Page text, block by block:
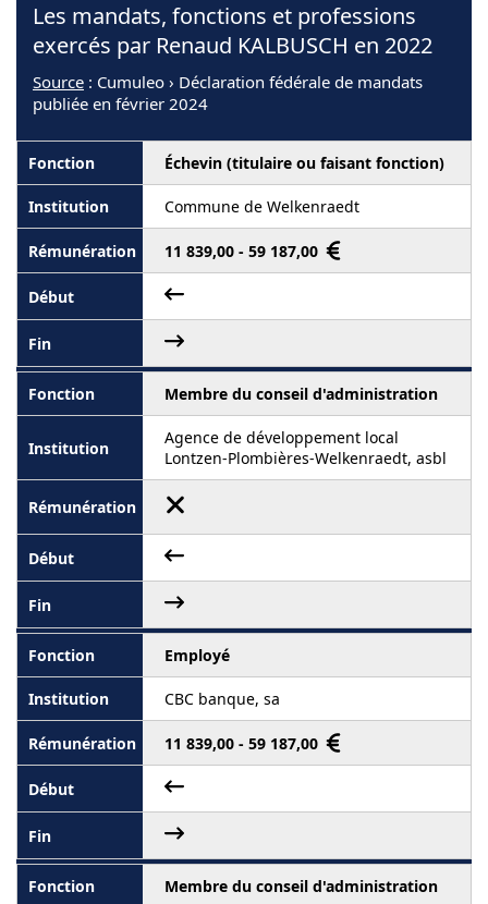
Les mandats, fonctions et professions
exercés par Renaud KALBUSCH en 2022
Source : Cumuleo › Déclaration fédérale de mandats
publiée en février 2024
Échevin (titulaire ou faisant fonction)
Commune de Welkenraedt
11 839,00 - 59 187,00
Membre du conseil d'administration
Agence de développement local
Lontzen-Plombières-Welkenraedt, asbl
Employé
CBC banque, sa
11 839,00 - 59 187,00
Membre du conseil d'administration